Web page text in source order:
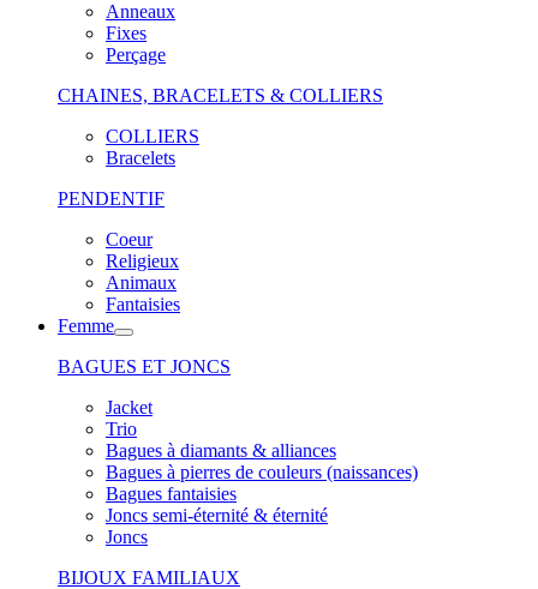
Anneaux
Fixes
Perçage
CHAINES, BRACELETS & COLLIERS
COLLIERS
Bracelets
PENDENTIF
Coeur
Religieux
Animaux
Fantaisies
Femme
BAGUES ET JONCS
Jacket
Trio
Bagues à diamants & alliances
Bagues à pierres de couleurs (naissances)
Bagues fantaisies
Joncs semi-éternité & éternité
Joncs
BIJOUX FAMILIAUX